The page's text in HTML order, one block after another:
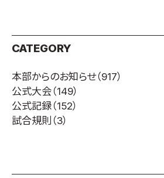
CATEGORY
本部からのお知らせ（917）
公式大会（149）
公式記録（152）
試合規則 （3）